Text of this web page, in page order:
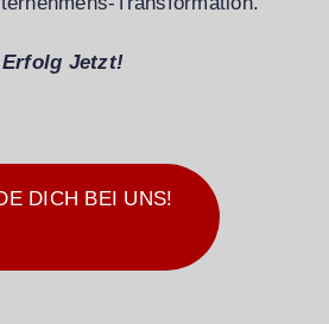
Erfolg Jetzt!
DICH BEI UNS!